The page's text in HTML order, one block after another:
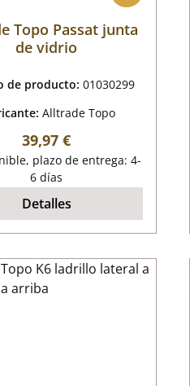
Topo Passat junta
de vidrio
de producto: 01030299
Alltrade Topo
Precio normal:
39,97 €
plazo de entrega: 4-
6 días
Detalles